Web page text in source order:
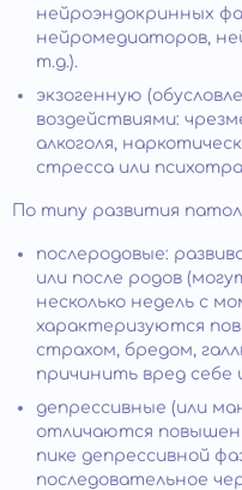
нейроэндокринных
нейромедиаторов,
т.д.).
экзогенную
воздействиями:
алкоголя,
стресса или
По типу развития
послеродовые:
или после родов
несколько недель с
характеризуются
страхом, бредом,
причинить вред себе
депрессивные (или
отличаются
пике депрессивной
последовательное